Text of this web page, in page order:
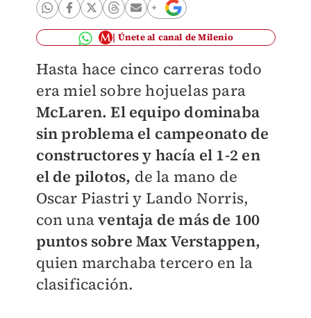
Únete al canal de Milenio
Hasta hace cinco carreras todo
era miel sobre hojuelas para
McLaren.El equipo dominaba
sin problema el campeonato de
constructores y hacía el 1-2 en
el de pilotos, de la mano de
Oscar Piastri y Lando Norris,
con unaventaja de más de 100
puntos sobre Max Verstappen,
quien marchaba tercero en la
clasificación.